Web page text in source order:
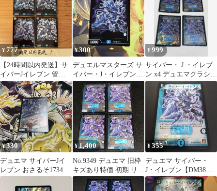
¥777
【24時間以内発送】サ
イバーJイレブン 管理
番号16120
¥300
デュエルマスターズ サ
イバー・J・イレブン
SR
¥999
サイバー・ J ・イレブ
ン x4 デュエマクラシッ
ク
¥330
デュエマ サイバーJイ
レブン おさるそ1734
¥1,400
No.9349 デュエマ 旧枠
キズあり特価 初期 サイ
バーJイレブン
¥355
デュエマ サイバー・
J・イレブン【DM38
S1/S5】